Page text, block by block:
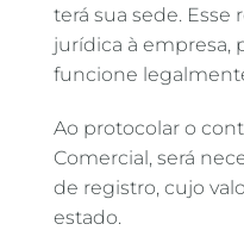
terá sua sede. Esse
jurídica à empresa,
funcione
Ao protocolar o
Comercial, será
de registro, cujo
estado.